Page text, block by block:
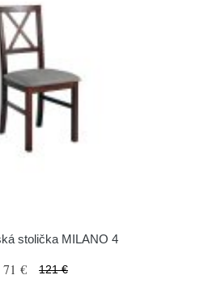
stolička MILANO 4
71 € 121 €